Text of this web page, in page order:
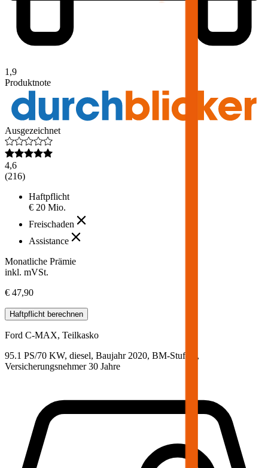
1,9
Produktnote
Ausgezeichnet
4,6
(216)
Haftpflicht
€ 20 Mio.
Freischaden
Assistance
Monatliche Prämie
inkl. mVSt.
€ 47,90
Haftpflicht berechnen
Ford C-MAX, Teilkasko
95.1 PS/70 KW, diesel, Baujahr 2020, BM-Stufe
,
Versicherungsnehmer 30 Jahre